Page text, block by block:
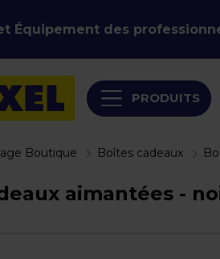
Équipement des
PRODUITS
Boutique Boîtes cadeaux
aimantées -